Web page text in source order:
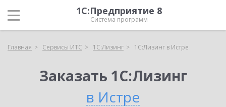
1С:Предприятие 8
Система программ
Главная Сервисы ИТС 1С:Лизинг 1С:Лизинг в Истре
Заказать 1С:Лизинг
в Истре